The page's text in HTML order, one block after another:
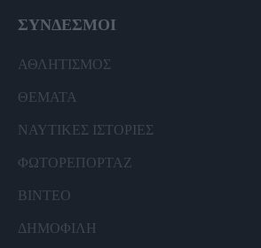
ΣΥΝΔΕΣΜΟΙ
ΑΘΛΗΤΙΣΜΟΣ
ΘΕΜΑΤΑ
ΝΑΥΤΙΚΕΣ ΙΣΤΟΡΙΕΣ
ΦΩΤΟΡΕΠΟΡΤΑΖ
ΒΙΝΤΕΟ
ΔΗΜΟΦΙΛΗ